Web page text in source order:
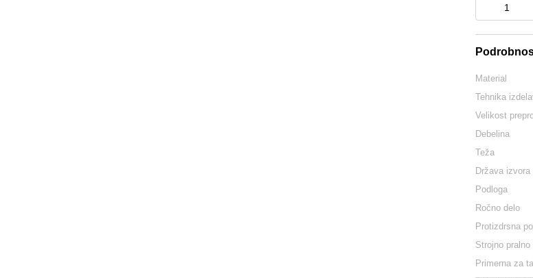
Material
Tehnika
Velikost
Debelina
Teža
Država izvora
Podloga
Ročno delo
Protizdrsna
Strojno pralno
Primerna za